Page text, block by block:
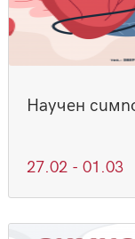
Научен
27.02 - 01.03